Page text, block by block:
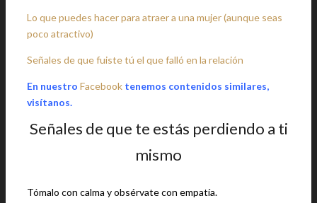
Lo que puedes hacer para atraer a una mujer (aunque seas
poco atractivo)
Señales de que fuiste tú el que falló en la relación
En nuestro Facebook tenemos contenidos similares,
visítanos.
Señales de que te estás perdiendo a ti
mismo
Tómalo con calma y obsérvate con empatía.